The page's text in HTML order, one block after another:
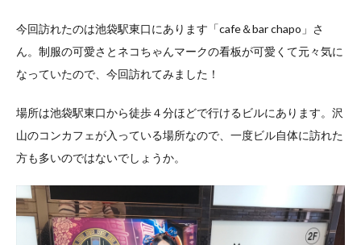
今回訪れたのは池袋駅東口にあります「cafe＆bar chapo」さ
ん。制服の可愛さとネコちゃんマークの看板が可愛くて元々気に
なっていたので、今回訪れてみました！
場所は池袋駅東口から徒歩４分ほどで行けるビルにあります。沢
山のコンカフェが入っている場所なので、一度ビル自体に訪れた
方も多いのではないでしょうか。